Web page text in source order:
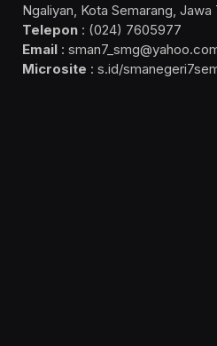
Ngaliyan, Kota Semarang, Jawa
Telepon : (024) 7605977
Email :
Microsite : s.id/